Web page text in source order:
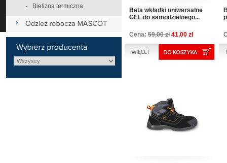
Bielizna termiczna
Beta wkładki uniwersalne
GEL do samodzielnego...
Cena: 59,00 zł 41,00 zł